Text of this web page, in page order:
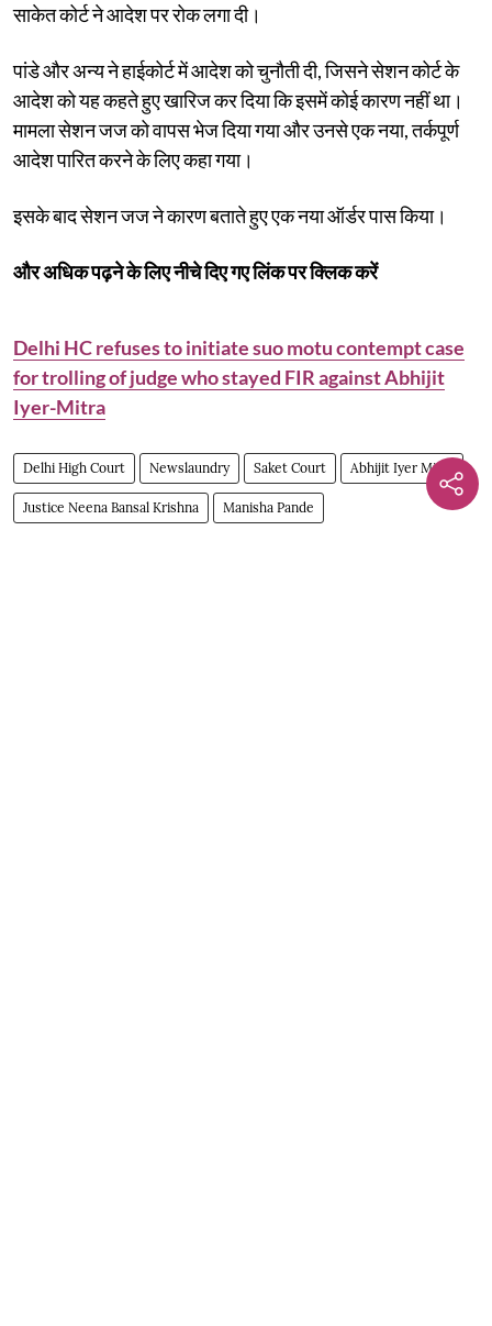
साकेत कोर्ट ने आदेश पर रोक लगा दी।
पांडे और अन्य ने हाईकोर्ट में आदेश को चुनौती दी, जिसने सेशन कोर्ट के
आदेश को यह कहते हुए खारिज कर दिया कि इसमें कोई कारण नहीं था।
मामला सेशन जज को वापस भेज दिया गया और उनसे एक नया, तर्कपूर्ण
आदेश पारित करने के लिए कहा गया।
इसके बाद सेशन जज ने कारण बताते हुए एक नया ऑर्डर पास किया।
और अधिक पढ़ने के लिए नीचे दिए गए लिंक पर क्लिक करें
Delhi HC refuses to initiate suo motu contempt case
for trolling of judge who stayed FIR against Abhijit
Iyer-Mitra
Delhi High Court Newslaundry Saket Court Abhijit Iyer Mitra
Justice Neena Bansal Krishna Manisha Pande